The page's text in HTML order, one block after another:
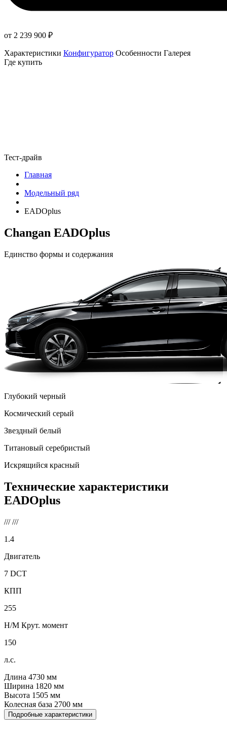
от 2 239 900 ₽
Характеристики Конфигуратор Особенности Галерея
Где купить
Тест-драйв
Главная
Модельный ряд
EADOplus
Changan EADOplus
Единство формы и содержания
Глубокий черный
Космический серый
Звездный белый
Титановый серебристый
Искрящийся красный
Технические характеристики
EADOplus
/// ///
1.4
Двигатель
7 DCT
КПП
255
Н/М Крут. момент
150
л.с.
Длина 4730 мм
Ширина 1820 мм
Высота 1505 мм
Колесная база 2700 мм
Подробные характеристики